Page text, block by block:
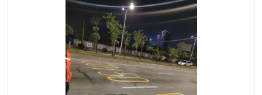
道路划线